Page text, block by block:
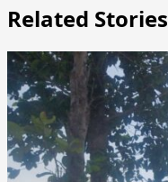
Related Stories